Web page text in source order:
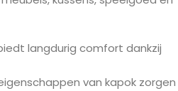
langdurig comfort dankzij
van kapok zorgen